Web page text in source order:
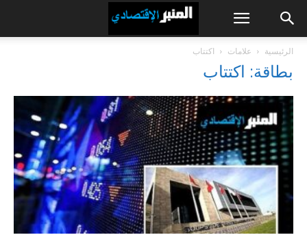
الرئيسية علامات اكتتاب
بطاقة: اكتتاب